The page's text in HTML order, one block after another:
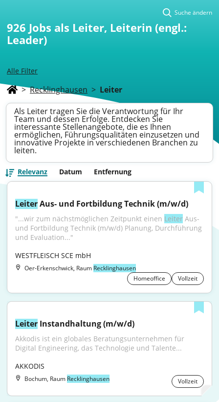
Alle Filter
Suche ändern
926 Jobs als Leiter, Leiterin (engl.:
Leader)
> Recklinghausen > Leiter
Als Leiter tragen Sie die Verantwortung für Ihr
Team und dessen Erfolge. Entdecken Sie
interessante Stellenangebote, die es Ihnen
ermöglichen, Führungsqualitäten einzusetzen und
innovative Projekte in verschiedenen Branchen zu
leiten.
Relevanz Datum Entfernung
Leiter Aus- und Fortbildung Technik (m/w/d)
"...wir zum nächstmöglichen Zeitpunkt einen Leiter Aus-
und Fortbildung Technik (m/w/d) Planung, Durchführung
und Evaluation..."
WESTFLEISCH SCE mbH
Oer-Erkenschwick, Raum Recklinghausen
Homeoffice
Vollzeit
Leiter Instandhaltung (m/w/d)
Akkodis ist ein globales Beratungsunternehmen für
Digital Engineering, das Technologie und Talente...
AKKODIS
Bochum, Raum Recklinghausen Vollzeit